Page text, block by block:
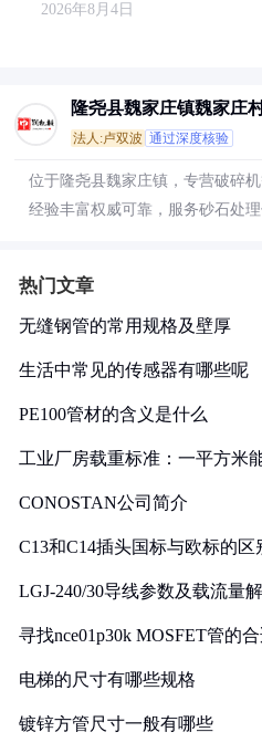
2026年8月4日
隆尧县魏家庄镇魏家庄
法人:卢双波 通过深度核验
位于隆尧县魏家庄镇，专营破碎
经验丰富权威可靠，服务砂石处理
热门文章
无缝钢管的常用规格及壁厚
生活中常见的传感器有哪些呢
PE100管材的含义是什么
工业厂房载重标准：一平方米
CONOSTAN公司简介
C13和C14插头国标与欧标的
LGJ-240/30导线参数及载流量
寻找nce01p30k MOSFET管的
电梯的尺寸有哪些规格
镀锌方管尺寸一般有哪些